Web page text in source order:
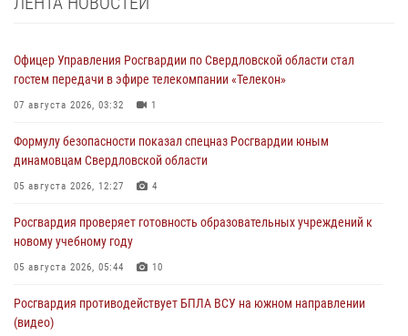
Офицер Управления Росгвардии по Свердловской области стал
гостем передачи в эфире телекомпании «Телекон»
07 августа 2026, 03:32 1
Формулу безопасности показал спецназ Росгвардии юным
динамовцам Свердловской области
05 августа 2026, 12:27 4
Росгвардия проверяет готовность образовательных учреждений к
новому учебному году
05 августа 2026, 05:44 10
Росгвардия противодействует БПЛА ВСУ на южном направлении
(видео)